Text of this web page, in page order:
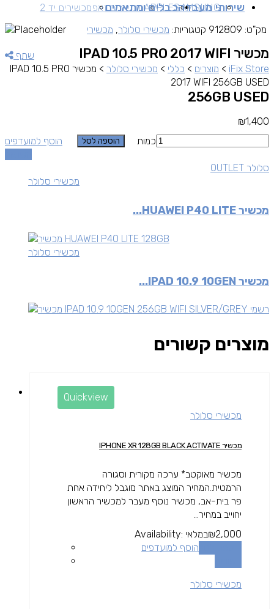
SAMSUNG
APPLEמכשירים זאפמכשירים יד 2 שירותי מעבדהכבלים ומתאמים
שתף
iFix Store
> מוצרים > כללי > מכשירי סלולר >
מכשיר IPAD 10.5 PRO
2017 WIFI 256GB USED
מכשיר IPAD 10.5 PRO 2017 WIFI
256GB USED
₪1,400
כמות
הוספה לסל
הוסף למועדפים
מק"ט: 912809 קטגוריות: מכשירי סלולר, מכשירי
סלולר OUTLET
מכשירי סלולר
מכשיר HUAWEI P40 LITE...
מכשירי סלולר
מכשיר IPAD 10.9 10GEN...
מוצרים קשורים
Quickview
מכשירי סלולר
מכשיר IPHONE XR 128GB BLACK ACTIVATE
מכשיר מאוקטב* ערכה מקורית וסגורה
הרמטית.המחיר המוצג באתר מוגבל ליחידה אחת
פר בית-אב, מכשיר נוסף מעבר למכשיר הראשון
יחוייב במחיר...
₪2,000
Availability: במלאי
הוסף למועדפים
מכשירי סלולר